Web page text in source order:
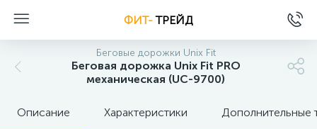
ФИТ-ТРЕЙД
Беговые дорожки Unix Fit
Беговая дорожка Unix Fit PRO
механическая (UC-9700)
Описание Характеристики Дополнительные